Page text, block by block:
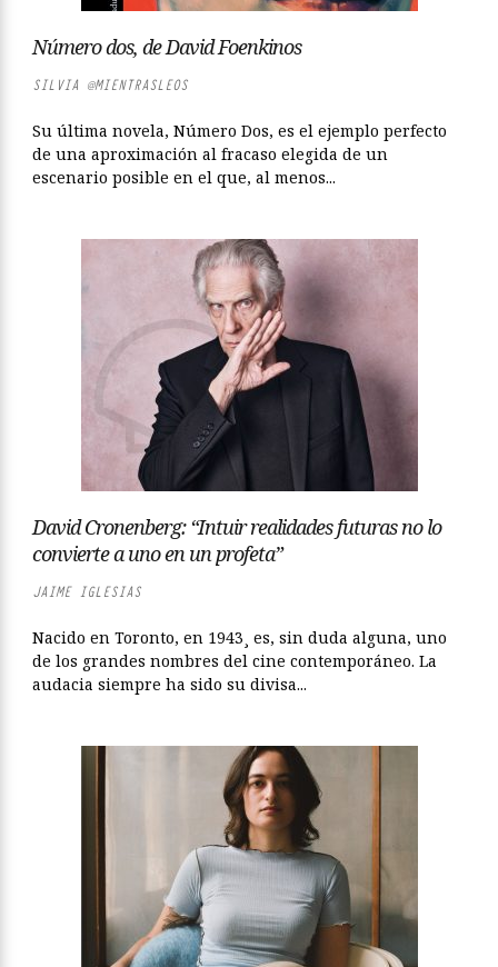
Número dos, de David Foenkinos
SILVIA @MIENTRASLEOS
Su última novela, Número Dos, es el ejemplo perfecto
de una aproximación al fracaso elegida de un
escenario posible en el que, al menos...
David Cronenberg: “Intuir realidades futuras no lo
convierte a uno en un profeta”
JAIME IGLESIAS
Nacido en Toronto, en 1943¸ es, sin duda alguna, uno
de los grandes nombres del cine contemporáneo. La
audacia siempre ha sido su divisa...